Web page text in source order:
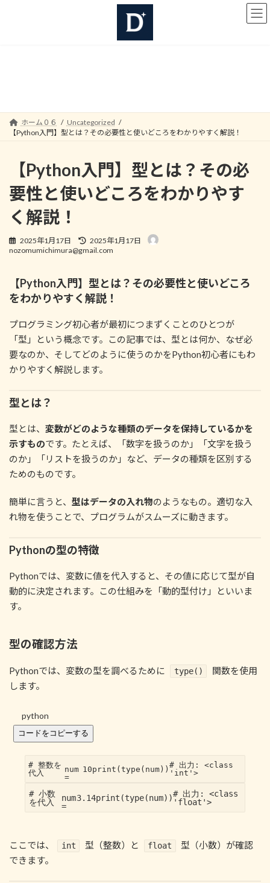
プ
動
ホーム０６
Uncategorized
【Python入門】型とは？その必要性と使いどころをわかりやすく解説！
【Python入門】型とは？その必
要性と使いどころをわかりやす
く解説！
2025年1月17日
最
終
日
時
:
2025年1月17日
nozomumichimura@gmail.com
【Python入門】型とは？その必要性と使いどころ
をわかりやすく解説！
プログラミング初心者が最初につまずくことのひとつが
「型」という概念です。この記事では、型とは何か、なぜ必
要なのか、そしてどのように使うのかをPython初心者にもわ
かりやすく解説します。
型とは？
型とは、 変数がどのような種類のデータを保持しているかを
示すものです。たとえば、「数字を扱うのか」「文字を扱う
のか」「リストを扱うのか」など、データの種類を区別する
ためのものです。
簡単に言うと、 型はデータの入れ物のようなもの。適切な入
れ物を使うことで、プログラムがスムーズに動きます。
Pythonの型の特徴
Pythonでは、変数に値を代入すると、その値に応じて型が自
動的に決定されます。この仕組みを「動的型付け」といいま
す。
型の確認方法
Pythonでは、変数の型を調べるために type()
関数を使用
します。
python
コードをコピーする
# 整数を
代入
num
=
10print (type (num)) # 出力: <class
'int'>
# 小数
を代入
num
=
3.14print (type(num))# 出力: <class
'float'>
ここでは、 int 型（整数）と float
型（小数）が確認
できます。